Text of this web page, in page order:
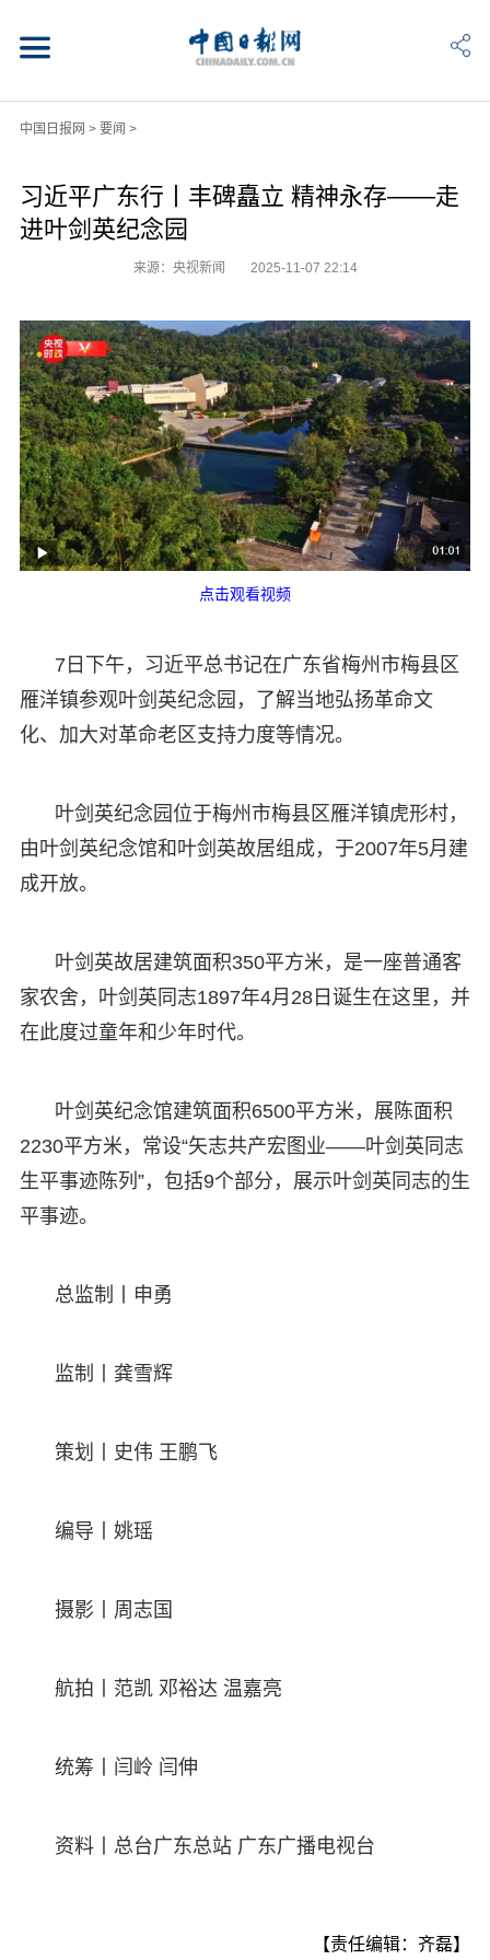
中国日报网 > 要闻 >
习近平广东行丨丰碑矗立 精神永存——走
进叶剑英纪念园
来源：央视新闻 2025-11-07 22:14
点击观看视频
7日下午，习近平总书记在广东省梅州市梅县区
雁洋镇参观叶剑英纪念园，了解当地弘扬革命文
化、加大对革命老区支持力度等情况。
叶剑英纪念园位于梅州市梅县区雁洋镇虎形村，
由叶剑英纪念馆和叶剑英故居组成，于2007年5月建
成开放。
叶剑英故居建筑面积350平方米，是一座普通客
家农舍，叶剑英同志1897年4月28日诞生在这里，并
在此度过童年和少年时代。
叶剑英纪念馆建筑面积6500平方米，展陈面积
2230平方米，常设“矢志共产宏图业——叶剑英同志
生平事迹陈列”，包括9个部分，展示叶剑英同志的生
平事迹。
总监制丨申勇
监制丨龚雪辉
策划丨史伟 王鹏飞
编导丨姚瑶
摄影丨周志国
航拍丨范凯 邓裕达 温嘉亮
统筹丨闫岭 闫伸
资料丨总台广东总站 广东广播电视台
【责任编辑：齐磊】